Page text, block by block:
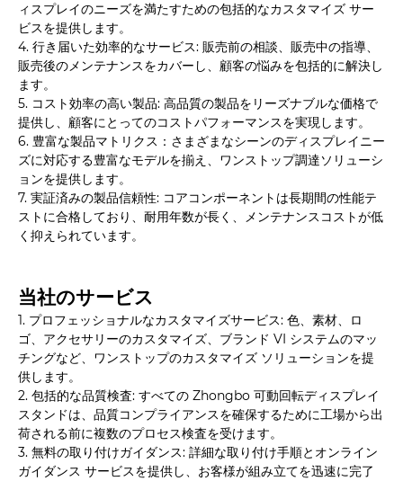
ィスプレイのニーズを満たすための包括的なカスタマイズ サー
ビスを提供します。
4. 行き届いた効率的なサービス: 販売前の相談、販売中の指導、
販売後のメンテナンスをカバーし、顧客の悩みを包括的に解決し
ます。
5. コスト効率の高い製品: 高品質の製品をリーズナブルな価格で
提供し、顧客にとってのコストパフォーマンスを実現します。
6. 豊富な製品マトリクス：さまざまなシーンのディスプレイニー
ズに対応する豊富なモデルを揃え、ワンストップ調達ソリューシ
ョンを提供します。
7. 実証済みの製品信頼性: コアコンポーネントは長期間の性能テ
ストに合格しており、耐用年数が長く、メンテナンスコストが低
く抑えられています。
当社のサービス
1. プロフェッショナルなカスタマイズサービス: 色、素材、ロ
ゴ、アクセサリーのカスタマイズ、ブランド VI システムのマッ
チングなど、ワンストップのカスタマイズ ソリューションを提
供します。
2. 包括的な品質検査: すべての Zhongbo 可動回転ディスプレイ
スタンドは、品質コンプライアンスを確保するために工場から出
荷される前に複数のプロセス検査を受けます。
3. 無料の取り付けガイダンス: 詳細な取り付け手順とオンライン
ガイダンス サービスを提供し、お客様が組み立てを迅速に完了